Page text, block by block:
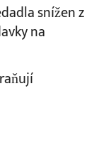
snížen z
na